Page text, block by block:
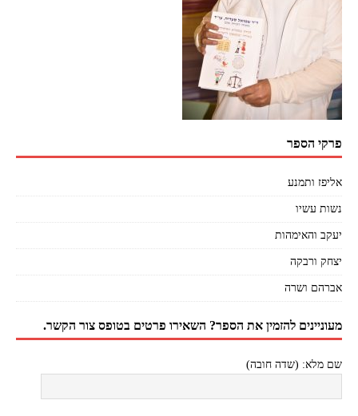
פרקי הספר
אליפז ותמנע
נשות עשיו
יעקב והאימהות
יצחק ורבקה
אברהם ושרה
מעוניינים להזמין את הספר? השאירו פרטים בטופס צור הקשר.
שם מלא: (שדה חובה)